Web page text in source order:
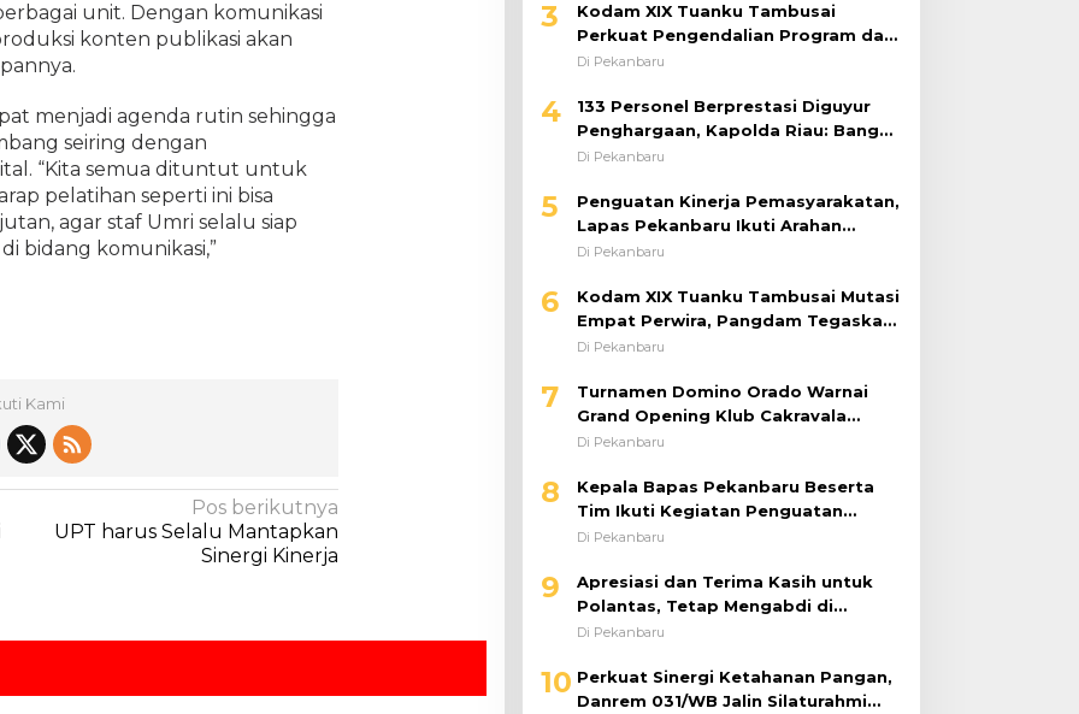
unit. Dengan komunikasi
konten publikasi akan
menjadi agenda rutin sehingga
seiring dengan
“Kita semua dituntut untuk
pelatihan seperti ini bisa
agar staf Umri selalu siap
bidang komunikasi,”
Kami
Pos berikutnya
UPT harus Selalu Mantapkan
Sinergi Kinerja
3
Kodam XIX Tuanku Tambusai
Perkuat Pengendalian Program dan
Implementasi Doktrin TNI AD
Di Pekanbaru
4
133 Personel Berprestasi Diguyur
Penghargaan, Kapolda Riau: Bangun
Kepercayaan Publik dengan Karya
Di Pekanbaru
5
Penguatan Kinerja Pemasyarakatan,
Lapas Pekanbaru Ikuti Arahan
Dirjenpas Secara Virtual
Di Pekanbaru
6
Kodam XIX Tuanku Tambusai Mutasi
Empat Perwira, Pangdam Tegaskan
Regenerasi untuk Perkuat Kinerja
Di Pekanbaru
7
Turnamen Domino Orado Warnai
Grand Opening Klub Cakravala
Pekanbaru
Di Pekanbaru
8
Kepala Bapas Pekanbaru Beserta
Tim Ikuti Kegiatan Penguatan
Tugas dan Fungsi serta Paparan
Di Pekanbaru
9
Apresiasi dan Terima Kasih untuk
Polantas, Tetap Mengabdi di
Tengah Guyuran Hujan
Di Pekanbaru
10 Perkuat Sinergi Ketahanan Pangan,
Danrem 031/WB Jalin Silaturahmi